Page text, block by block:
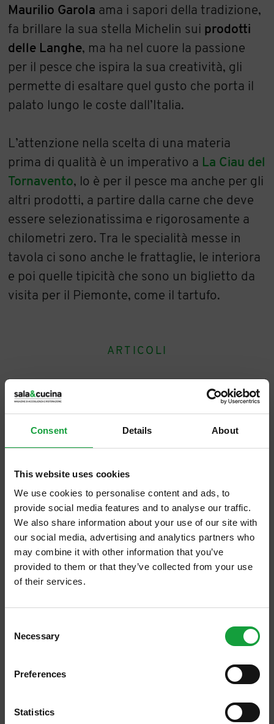
Consent Details About
This website uses cookies
We use cookies to personalise content and ads, to
provide social media features and to analyse our traffic.
We also share information about your use of our site with
our social media, advertising and analytics partners who
may combine it with other information that you’ve
provided to them or that they’ve collected from your use
of their services.
Selection
Necessary
Preferences
Statistics
Maurilio Garola ama i sapori della tradizione,
fa brillare la sua stella Michelin sui prodotti
delle Langhe, ma ha nel cuore la passione
per il pesce che ispira la sua creatività, gli
permette di esaltare quel gusto che porta il
palato lungo le coste dall’Italia.
L’attenzione nella scelta di una materia
prima di qualità è un imperativo a La Ciau del
Tornavento, lo è per il pesce ma anche per gli
altri prodotti, a partire dalla carne che deve
essere selezionatissima e rigorosamente a
chilometri zero. Tra le specialità messe in
tavola ci sono anche le frattaglie, le interiora
e poi quelle tipicità che sono un biglietto da
visita per il Piemonte, come il tartufo.
ARTICOLI
Un bel libro di Luciano Bertello, pubblicato da Slow Food
ISCRIVITI ALLA NEWSLETTER
Resta aggiornato su tutte le ultime novita nel campo